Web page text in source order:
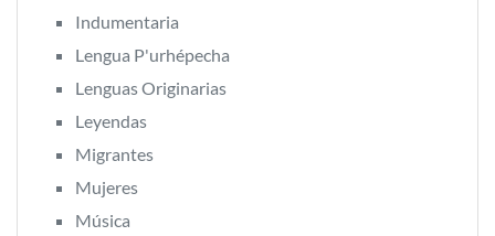
Indumentaria
Lengua P'urhépecha
Lenguas Originarias
Leyendas
Migrantes
Mujeres
Música